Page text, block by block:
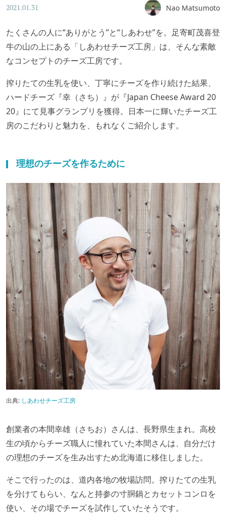
2021.01.31 Nao Matsumoto
たくさんの人に“ありがとう”と“しあわせ”を。足寄町茂喜登
牛の山の上にある「しあわせチーズ工房」は、そんな素敵
なコンセプトのチーズ工房です。
搾りたての生乳を使い、丁寧にチーズを作り続けた結果、
ハードチーズ『幸（さち）』が『Japan Cheese Award 20
20』にて見事グランプリを獲得。日本一に輝いたチーズ工
房のこだわりと魅力を、もれなくご紹介します。
理想のチーズを作るために
出典: しあわせチーズ工房
創業者の本間幸雄（さちお）さんは、長野県生まれ。高校
生の頃からチーズ職人に憧れていた本間さんは、自分だけ
の理想のチーズを生み出すため北海道に移住しました。
そこで行ったのは、道内各地の牧場訪問。搾りたての生乳
を分けてもらい、なんと持参の寸胴鍋とカセットコンロを
使い、その場でチーズを試作していたそうです。